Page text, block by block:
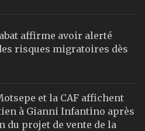
affirme avoir alerté
risques migratoires dès
et la CAF affichent
à Gianni Infantino après
du projet de vente de la